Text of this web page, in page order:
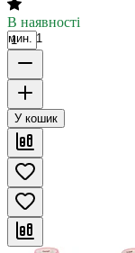
В наявності
мин. 1
У кошик